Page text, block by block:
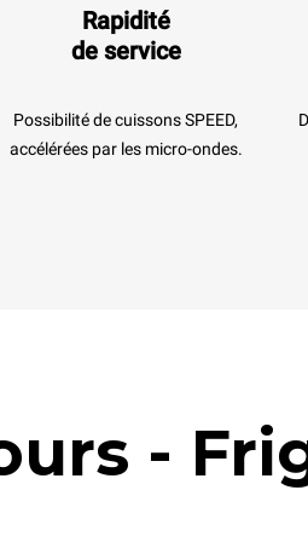
Rapidité
de service
Possibilité de cuissons SPEED,
accélérées par les micro-ondes.
-